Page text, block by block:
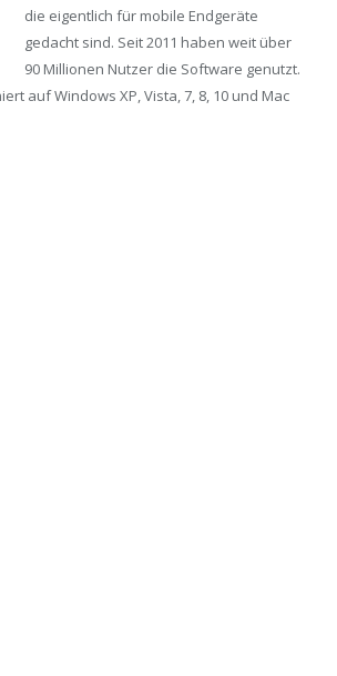
die eigentlich für mobile Endgeräte
gedacht sind. Seit 2011 haben weit über
90 Millionen Nutzer die Software genutzt.
auf Windows XP, Vista, 7, 8, 10 und Mac